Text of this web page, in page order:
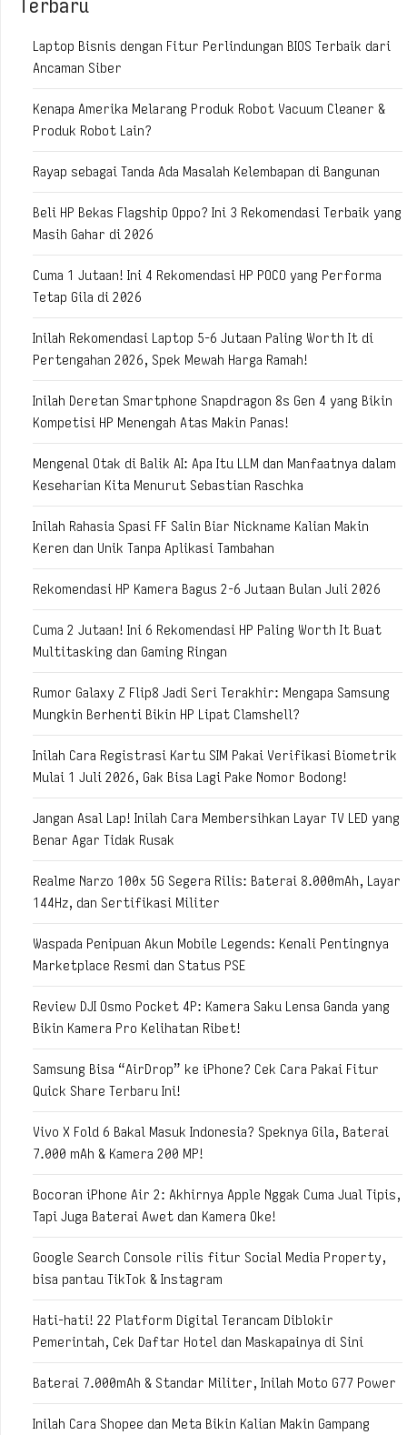
Laptop Bisnis dengan Fitur Perlindungan BIOS Terbaik dari
Ancaman Siber
Kenapa Amerika Melarang Produk Robot Vacuum Cleaner &
Produk Robot Lain?
Rayap sebagai Tanda Ada Masalah Kelembapan di Bangunan
Beli HP Bekas Flagship Oppo? Ini 3 Rekomendasi Terbaik yang
Masih Gahar di 2026
Cuma 1 Jutaan! Ini 4 Rekomendasi HP POCO yang Performa
Tetap Gila di 2026
Inilah Rekomendasi Laptop 5-6 Jutaan Paling Worth It di
Pertengahan 2026, Spek Mewah Harga Ramah!
Inilah Deretan Smartphone Snapdragon 8s Gen 4 yang Bikin
Kompetisi HP Menengah Atas Makin Panas!
Mengenal Otak di Balik AI: Apa Itu LLM dan Manfaatnya dalam
Keseharian Kita Menurut Sebastian Raschka
Inilah Rahasia Spasi FF Salin Biar Nickname Kalian Makin
Keren dan Unik Tanpa Aplikasi Tambahan
Rekomendasi HP Kamera Bagus 2-6 Jutaan Bulan Juli 2026
Cuma 2 Jutaan! Ini 6 Rekomendasi HP Paling Worth It Buat
Multitasking dan Gaming Ringan
Rumor Galaxy Z Flip8 Jadi Seri Terakhir: Mengapa Samsung
Mungkin Berhenti Bikin HP Lipat Clamshell?
Inilah Cara Registrasi Kartu SIM Pakai Verifikasi Biometrik
Mulai 1 Juli 2026, Gak Bisa Lagi Pake Nomor Bodong!
Jangan Asal Lap! Inilah Cara Membersihkan Layar TV LED yang
Benar Agar Tidak Rusak
Realme Narzo 100x 5G Segera Rilis: Baterai 8.000mAh, Layar
144Hz, dan Sertifikasi Militer
Waspada Penipuan Akun Mobile Legends: Kenali Pentingnya
Marketplace Resmi dan Status PSE
Review DJI Osmo Pocket 4P: Kamera Saku Lensa Ganda yang
Bikin Kamera Pro Kelihatan Ribet!
Samsung Bisa “AirDrop” ke iPhone? Cek Cara Pakai Fitur
Quick Share Terbaru Ini!
Vivo X Fold 6 Bakal Masuk Indonesia? Speknya Gila, Baterai
7.000 mAh & Kamera 200 MP!
Bocoran iPhone Air 2: Akhirnya Apple Nggak Cuma Jual Tipis,
Tapi Juga Baterai Awet dan Kamera Oke!
Google Search Console rilis fitur Social Media Property,
bisa pantau TikTok & Instagram
Hati-hati! 22 Platform Digital Terancam Diblokir
Pemerintah, Cek Daftar Hotel dan Maskapainya di Sini
Baterai 7.000mAh & Standar Militer, Inilah Moto G77 Power
Inilah Cara Shopee dan Meta Bikin Kalian Makin Gampang